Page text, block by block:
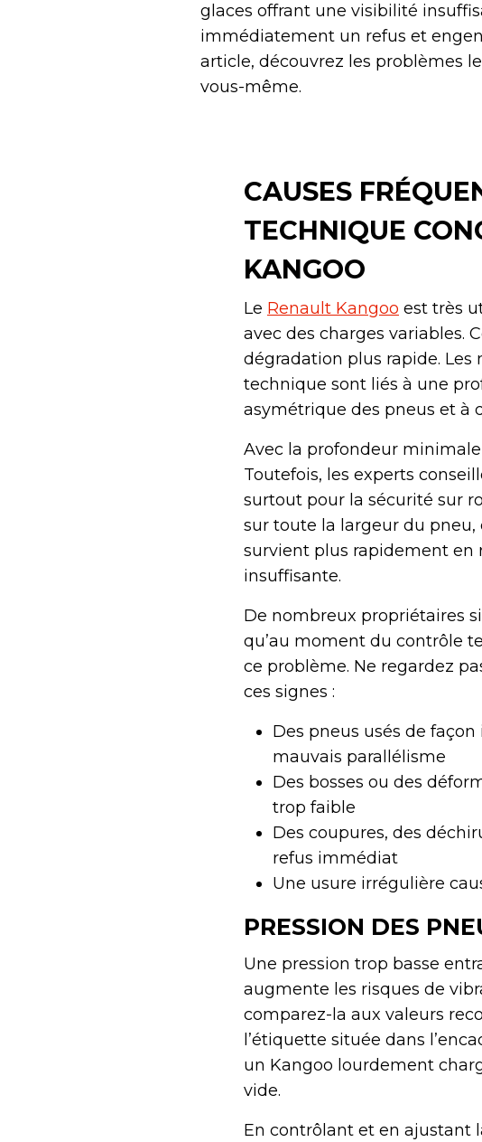
glaces offrant une visibilité
immédiatement un refus et
article, découvrez les problèmes
vous-même.
CAUSES
TECHNIQUE
KANGOO
Le Renault Kangoo est très
avec des charges variables.
dégradation plus rapide.
technique sont liés à une
asymétrique des pneus et à
Avec la profondeur
Toutefois, les experts
surtout pour la sécurité sur
sur toute la largeur du pneu,
survient plus rapidement en
insuffisante.
De nombreux propriétaires
qu’au moment du contrôle
ce problème. Ne regardez
ces signes :
Des pneus usés de
mauvais parallélisme
Des bosses ou des
trop faible
Des coupures, des
refus immédiat
Une usure irrégulière
PRESSION DES
Une pression trop basse
augmente les risques de
comparez-la aux valeurs
l’étiquette située dans
un Kangoo lourdement
vide.
En contrôlant et en ajustant